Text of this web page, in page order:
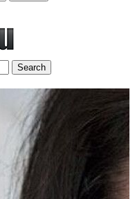
Search